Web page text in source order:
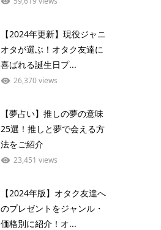
【2024年更新】現役ジャニ
オタが選ぶ！オタク友達に
喜ばれる誕生日プ...
26,370 views
【夢占い】推しの夢の意味
25選！推しと夢で会える方
法をご紹介
23,451 views
【2024年版】オタク友達へ
のプレゼントをジャンル・
価格別に紹介！オ...